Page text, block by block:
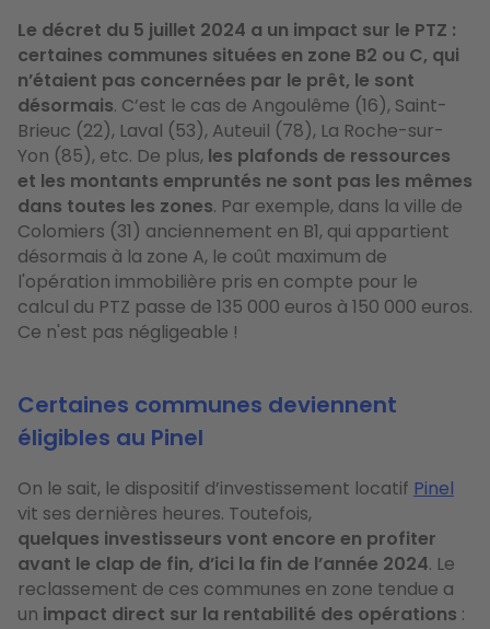
Le décret du 5 juillet 2024 a un impact sur le PTZ :
certaines communes situées en zone B2 ou C, qui
n’étaient pas concernées par le prêt, le sont
désormais. C’est le cas de Angoulême (16), Saint-
Brieuc (22), Laval (53), Auteuil (78), La Roche-sur-
Yon (85), etc. De plus, les plafonds de ressources
et les montants empruntés ne sont pas les mêmes
dans toutes les zones. Par exemple, dans la ville de
Colomiers (31) anciennement en B1, qui appartient
désormais à la zone A, le coût maximum de
l'opération immobilière pris en compte pour le
calcul du PTZ passe de 135 000 euros à 150 000 euros.
Ce n'est pas négligeable !
Certaines communes deviennent
éligibles au Pinel
On le sait, le dispositif d’investissement locatif Pinel
vit ses dernières heures. Toutefois,
quelques investisseurs vont encore en profiter
avant le clap de fin, d’ici la fin de l’année 2024. Le
reclassement de ces communes en zone tendue a
un impact direct sur la rentabilité des opérations :